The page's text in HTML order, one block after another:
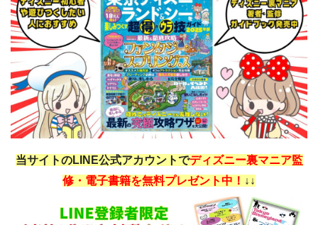
当サイトのLINE公式アカウントでディズニー裏マニア監
修・電子書籍を無料プレゼント中！ ↓↓